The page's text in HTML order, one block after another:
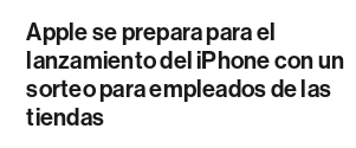
Apple se prepara para el
lanzamiento del iPhone con un
sorteo para empleados de las
tiendas